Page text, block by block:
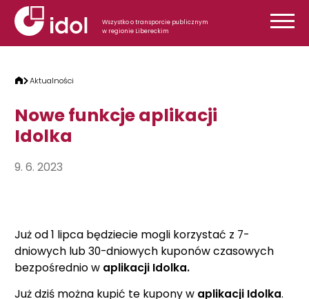
Przejdź do treści
Wszystko o transporcie publicznym
w regionie Libereckim
Aktualności
Nowe funkcje aplikacji
Idolka
9. 6. 2023
Już od 1 lipca będziecie mogli korzystać z 7-
dniowych lub 30-dniowych kuponów czasowych
bezpośrednio w aplikacji Idolka.
Już dziś można kupić te kupony w aplikacji Idolka.